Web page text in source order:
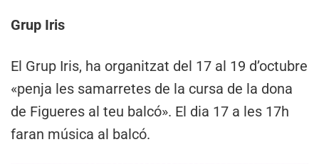
Grup Iris
El Grup Iris, ha organitzat del 17 al 19 d’octubre
«penja les samarretes de la cursa de la dona
de Figueres al teu balcó». El dia 17 a les 17h
faran música al balcó.